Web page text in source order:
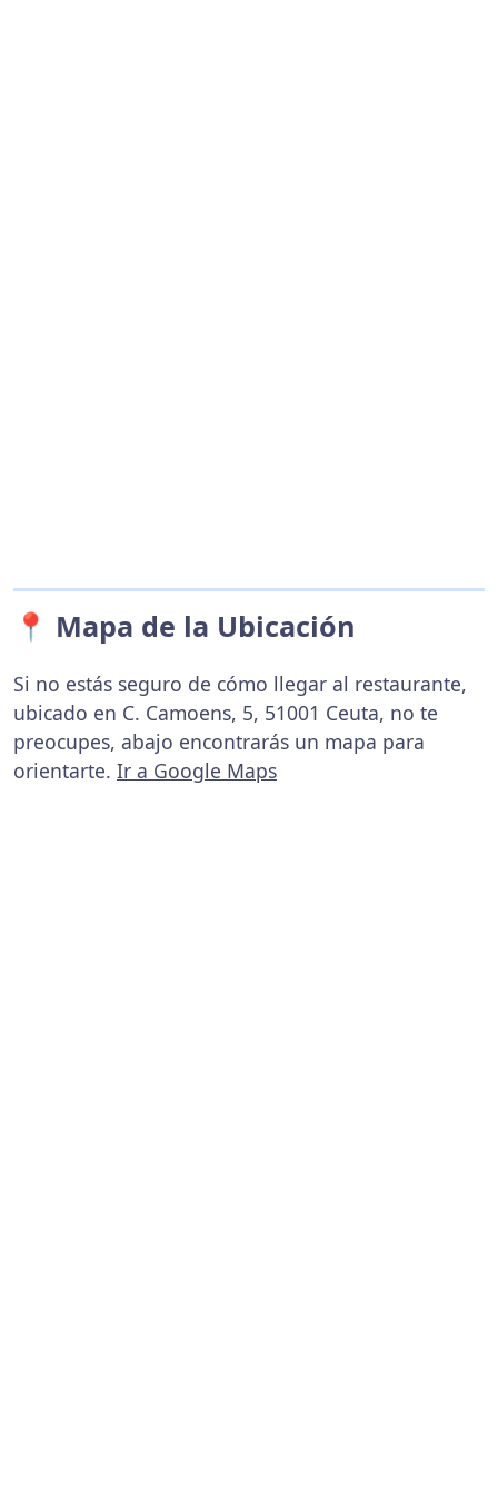
📍 Mapa de la Ubicación
Si no estás seguro de cómo llegar al restaurante,
ubicado en C. Camoens, 5, 51001 Ceuta, no te
preocupes, abajo encontrarás un mapa para
orientarte. Ir a Google Maps